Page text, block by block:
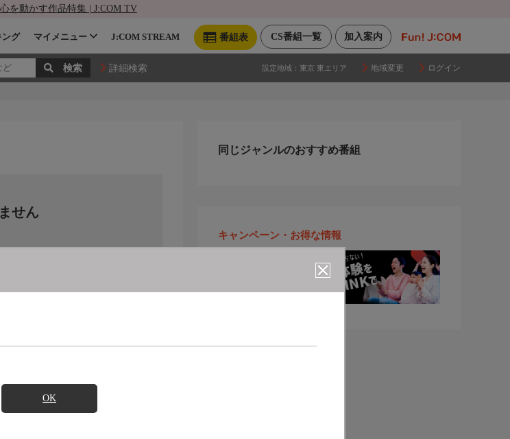
を動かす作品特集 | J:COM TV
加入案内
CS番組一覧
番組表
ング マイメニュー J:COM STREAM
詳細検索 設定地域： 東京 東エリア 地域変更 ログイン
OK
せん
同じジャンルのおすすめ番組
キャンペーン・お得な情報